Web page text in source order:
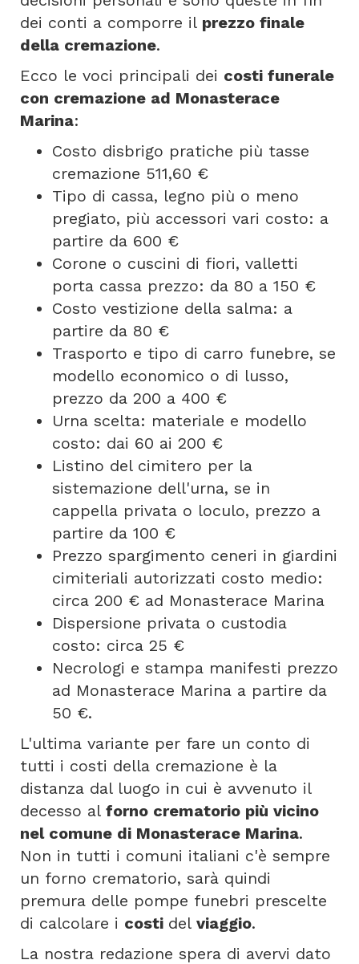
dei conti a comporre il prezzo finale
della cremazione.
Ecco le voci principali dei costi funerale
con cremazione ad Monasterace
Marina:
Costo disbrigo pratiche più tasse
cremazione 511,60 €
Tipo di cassa, legno più o meno
pregiato, più accessori vari costo: a
partire da 600 €
Corone o cuscini di fiori, valletti
porta cassa prezzo: da 80 a 150 €
Costo vestizione della salma: a
partire da 80 €
Trasporto e tipo di carro funebre, se
modello economico o di lusso,
prezzo da 200 a 400 €
Urna scelta: materiale e modello
costo: dai 60 ai 200 €
Listino del cimitero per la
sistemazione dell'urna, se in
cappella privata o loculo, prezzo a
partire da 100 €
Prezzo spargimento ceneri in giardini
cimiteriali autorizzati costo medio:
circa 200 € ad Monasterace Marina
Dispersione privata o custodia
costo: circa 25 €
Necrologi e stampa manifesti prezzo
ad Monasterace Marina a partire da
50 €.
L'ultima variante per fare un conto di
tutti i costi della cremazione è la
distanza dal luogo in cui è avvenuto il
decesso al forno crematorio più vicino
nel comune di Monasterace Marina.
Non in tutti i comuni italiani c'è sempre
un forno crematorio, sarà quindi
premura delle pompe funebri prescelte
di calcolare i costi del viaggio.
La nostra redazione spera di avervi dato